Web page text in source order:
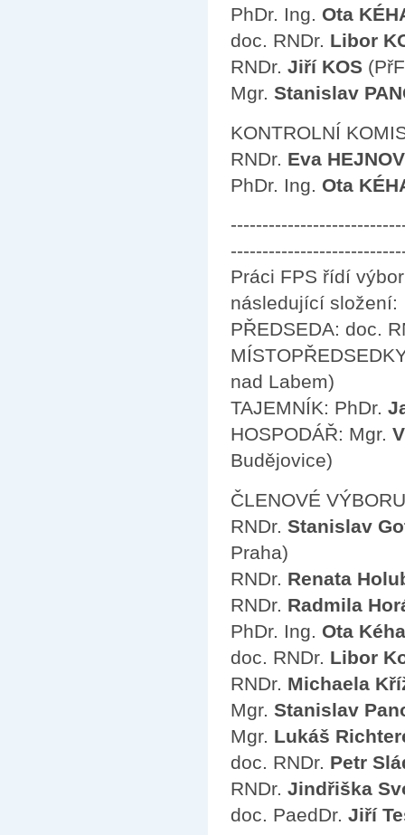
PhDr. Ing. Ota
doc. RNDr. Libor
RNDr. Jiří KOS
Mgr. Stanislav
KONTROLNÍ
RNDr. Eva
PhDr. Ing. Ota
Práci FPS řídí
následující složení:
PŘEDSEDA: doc.
nad Labem)
TAJEMNÍK: PhDr.
HOSPODÁŘ: Mgr.
Budějovice)
ČLENOVÉ
RNDr. Stanislav
Praha)
RNDr. Renata
RNDr. Radmila
PhDr. Ing. Ota
doc. RNDr. Libor
RNDr. Michaela
Mgr. Stanislav
Mgr. Lukáš
doc. RNDr. Petr
RNDr. Jindřiška
doc. PaedDr. Jiří